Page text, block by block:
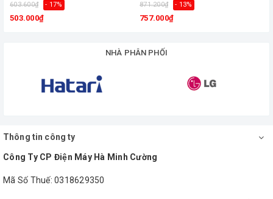
Điện áp
không
remote
603.600₫ - 17%
503.000₫
871.200₫ - 13%
757.000₫
NHÀ PHÂN PHỐI
Thông tin công ty
Công Ty CP Điện Máy Hà Minh Cường
Mã Số Thuế: 0318629350